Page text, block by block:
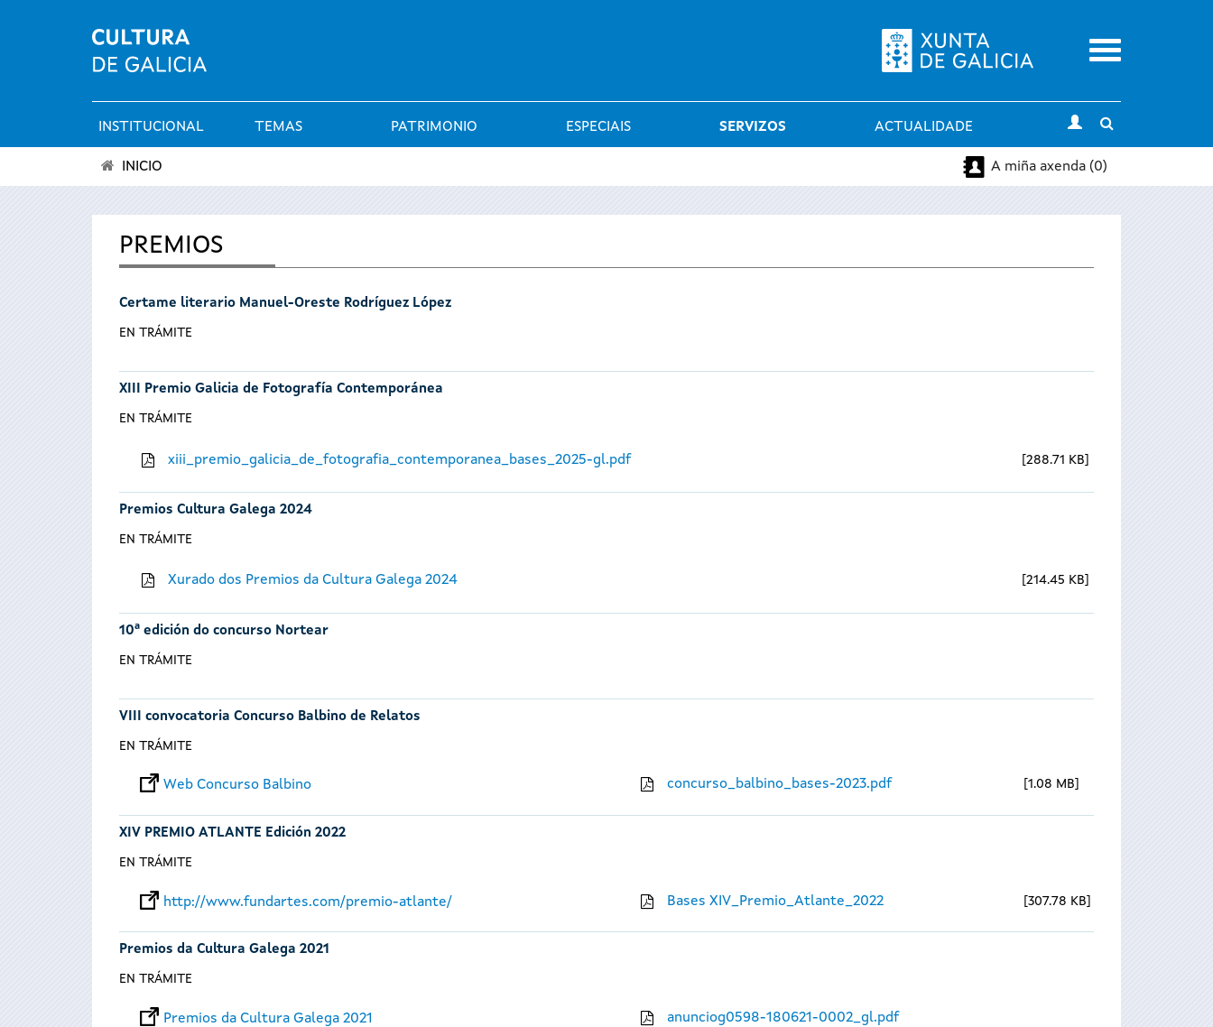
Menu
Menú
principal
INSTITUCIONAL TEMAS PATRIMONIO ESPECIAIS SERVIZOS ACTUALIDADE
search
está
INICIO A miña axenda (0)
PREMIOS
Certame literario Manuel-Oreste Rodríguez López
EN TRÁMITE
XIII Premio Galicia de Fotografía Contemporánea
EN TRÁMITE
xiii_premio_galicia_de_fotografia_contemporanea_bases_2025-gl.pdf 288.71 KB
Premios Cultura Galega 2024
EN TRÁMITE
Xurado dos Premios da Cultura Galega 2024 214.45 KB
10ª edición do concurso Nortear
EN TRÁMITE
VIII convocatoria Concurso Balbino de Relatos
EN TRÁMITE
Web Concurso Balbino concurso_balbino_bases-2023.pdf 1.08 MB
XIV PREMIO ATLANTE Edición 2022
EN TRÁMITE
http://www.fundartes.com/premio-atlante/ Bases XIV_Premio_Atlante_2022 307.78 KB
Premios da Cultura Galega 2021
EN TRÁMITE
Premios da Cultura Galega 2021 anunciog0598-180621-0002_gl.pdf